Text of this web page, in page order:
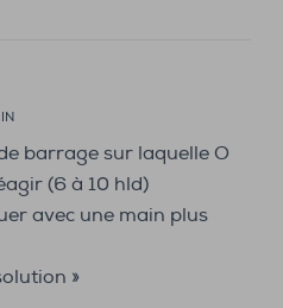
barrage sur laquelle O
(6 à 10 hld)
avec une main plus
»